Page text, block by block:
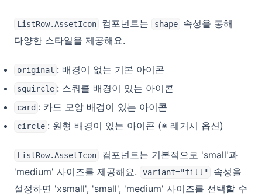
ListRow.AssetIcon 컴포넌트는 shape
속성을 통해
다양한 스타일을 제공해요.
original : 배경이 없는 기본 아이콘
squircle : 스쿼클 배경이 있는 아이콘
card : 카드 모양 배경이 있는 아이콘
circle : 원형 배경이 있는 아이콘 (※ 레거시 옵션)
ListRow.AssetIcon
컴포넌트는 기본적으로 'small'과
'medium' 사이즈를 제공해요.
variant="fill"
속성을
설정하면 'xsmall', 'small', 'medium' 사이즈를 선택할 수